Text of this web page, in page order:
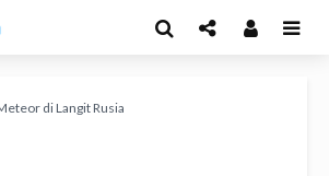
di Langit Rusia